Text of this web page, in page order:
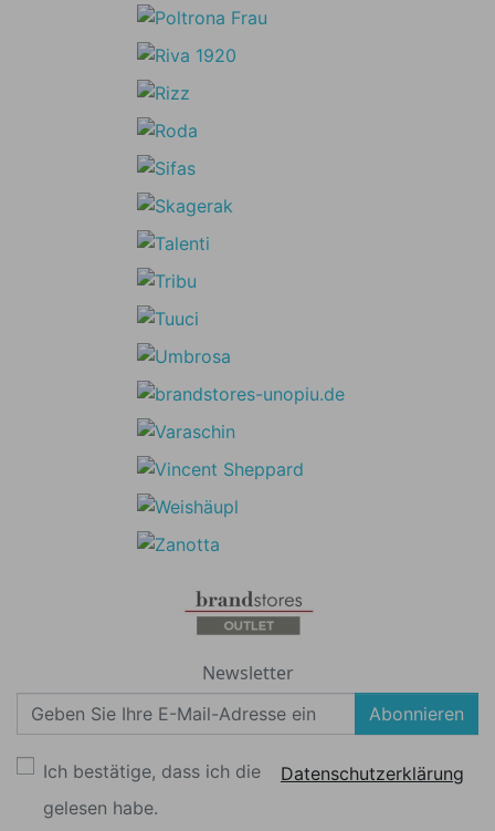
Newsletter
Abonnieren
Ich bestätige, dass ich die
Datenschutzerklärung
gelesen habe.